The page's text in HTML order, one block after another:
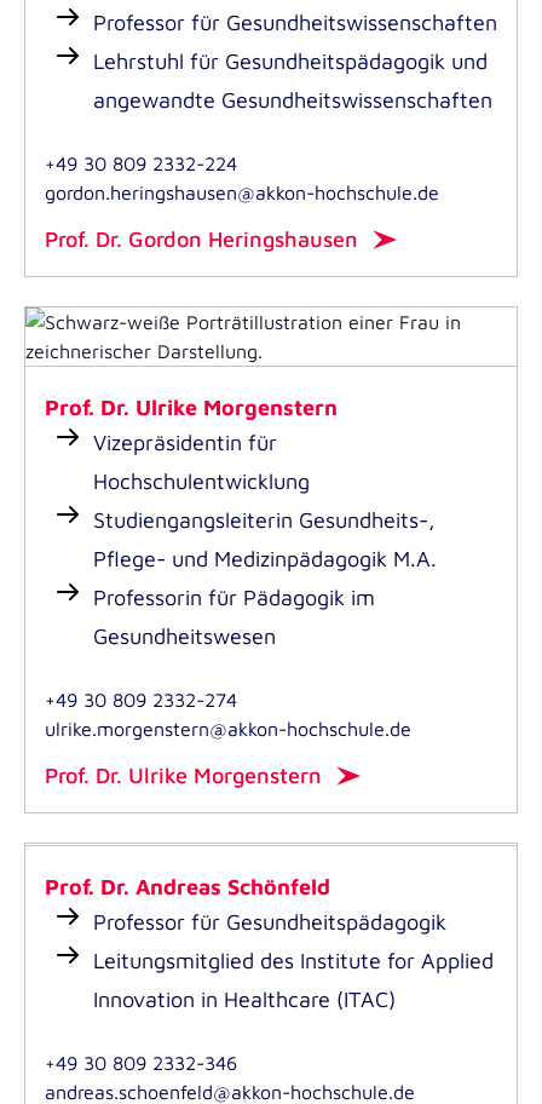
Professor für Gesundheitswissenschaften
Lehrstuhl für Gesundheitspädagogik und
angewandte Gesundheitswissenschaften
+49 30 809 2332-224
gordon.heringshausen@akkon-hochschule.de
Prof. Dr. Gordon Heringshausen
Prof. Dr. Ulrike Morgenstern
Vizepräsidentin für
Hochschulentwicklung
Studiengangsleiterin Gesundheits-,
Pflege- und Medizinpädagogik M.A.
Professorin für Pädagogik im
Gesundheitswesen
+49 30 809 2332-274
ulrike.morgenstern@akkon-hochschule.de
Prof. Dr. Ulrike Morgenstern
Prof. Dr. Andreas Schönfeld
Professor für Gesundheitspädagogik
Leitungsmitglied des Institute for Applied
Innovation in Healthcare (ITAC)
+49 30 809 2332-346
andreas.schoenfeld@akkon-hochschule.de